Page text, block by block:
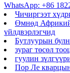
WhatsApp: +86
Чичиргээт
Өмнөд
үйлдвэрлэгчид
Бутлуурын
зураг төсөл
гуулин
Пор Ле